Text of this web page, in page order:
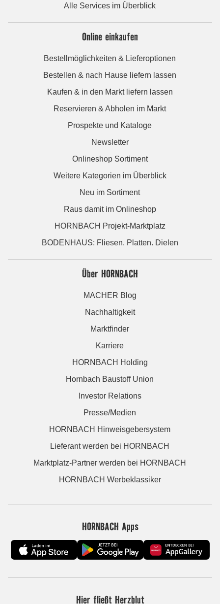
Alle Services im Überblick
Online einkaufen
Bestellmöglichkeiten & Lieferoptionen
Bestellen & nach Hause liefern lassen
Kaufen & in den Markt liefern lassen
Reservieren & Abholen im Markt
Prospekte und Kataloge
Newsletter
Onlineshop Sortiment
Weitere Kategorien im Überblick
Neu im Sortiment
Raus damit im Onlineshop
HORNBACH Projekt-Marktplatz
BODENHAUS: Fliesen. Platten. Dielen
Über HORNBACH
MACHER Blog
Nachhaltigkeit
Marktfinder
Karriere
HORNBACH Holding
Hornbach Baustoff Union
Investor Relations
Presse/Medien
HORNBACH Hinweisgebersystem
Lieferant werden bei HORNBACH
Marktplatz-Partner werden bei HORNBACH
HORNBACH Werbeklassiker
HORNBACH Apps
Hier fließt Herzblut